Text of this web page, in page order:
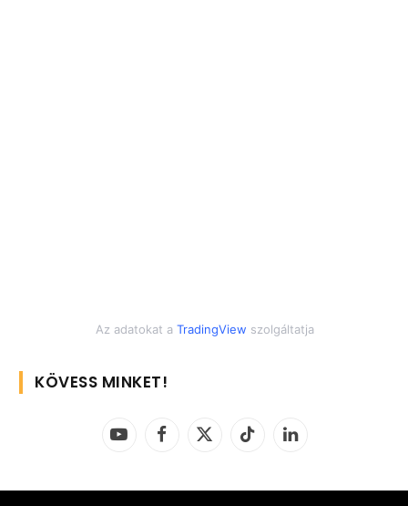
Az adatokat a TradingView szolgáltatja
KÖVESS MINKET!
YouTubeFacebook
X
TikTok LinkedIn